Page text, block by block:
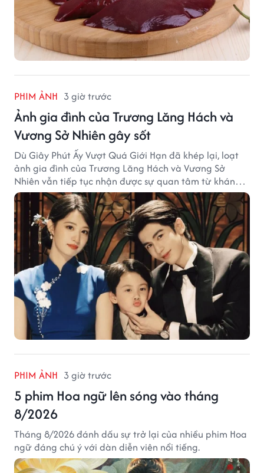
PHIM ẢNH 3 giờ trước
Ảnh gia đình của Trương Lăng Hách và
Vương Sở Nhiên gây sốt
Dù Giây Phút Ấy Vượt Quá Giới Hạn đã khép lại, loạt
ảnh gia đình của Trương Lăng Hách và Vương Sở
Nhiên vẫn tiếp tục nhận được sự quan tâm từ khán
giả.
PHIM ẢNH 3 giờ trước
5 phim Hoa ngữ lên sóng vào tháng
8/2026
Tháng 8/2026 đánh dấu sự trở lại của nhiều phim Hoa
ngữ đáng chú ý với dàn diễn viên nổi tiếng.